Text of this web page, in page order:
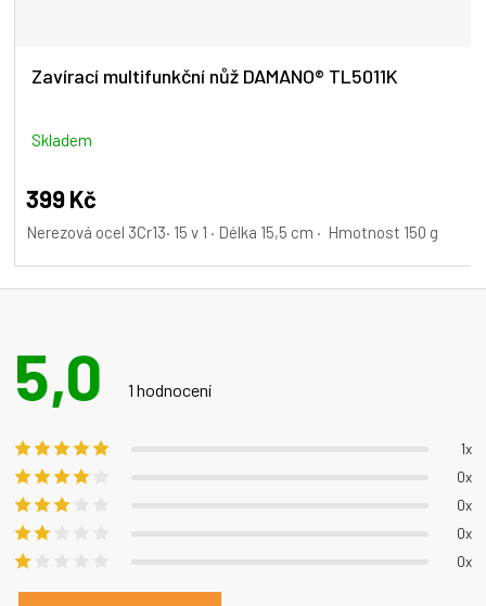
Zavírací multifunkční nůž DAMANO® TL5011K
Skladem
399 Kč
Nerezová ocel 3Cr13· 15 v 1 · Délka 15,5 cm · Hmotnost 150 g
5,0
hodnocení
1 hodnocení
1x
0x
0x
0x
0x